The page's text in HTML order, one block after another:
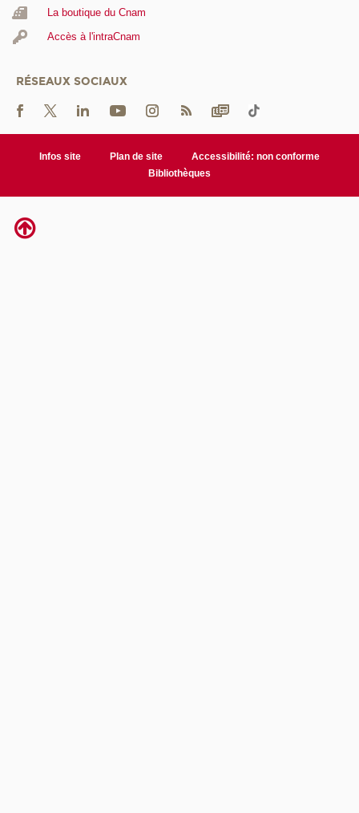
La boutique du Cnam
Accès à l'intraCnam
RÉSEAUX SOCIAUX
Infos site Plan de site
Accessibilité: non conforme
Bibliothèques